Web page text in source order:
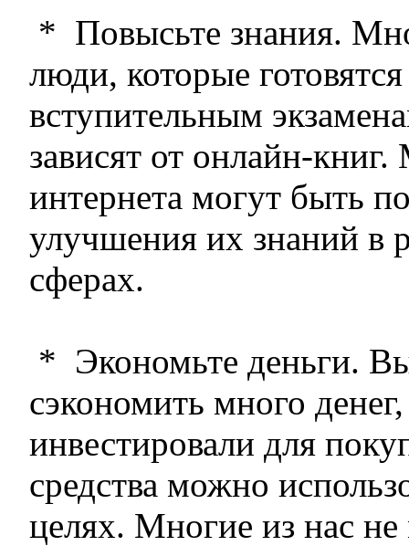
* Повысьте знания.
люди, которые
вступительным
зависят от онлайн-
интернета могут быть
улучшения их знаний в
сферах.
* Экономьте деньги.
сэкономить много
инвестировали для
средства можно
целях. Многие из нас не